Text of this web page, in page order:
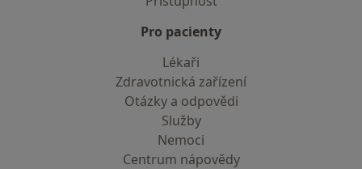
Pro pacienty
Lékaři
Zdravotnická zařízení
Otázky a odpovědi
Služby
Nemoci
Centrum nápovědy